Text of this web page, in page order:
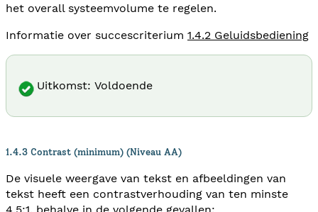
het overall systeemvolume te regelen.
Informatie over succescriterium 1.4.2 Geluidsbediening
Uitkomst: Voldoende
1.4.3 Contrast (minimum) (Niveau AA)
De visuele weergave van tekst en afbeeldingen van
tekst heeft een contrastverhouding van ten minste
4,5:1, behalve in de volgende gevallen: